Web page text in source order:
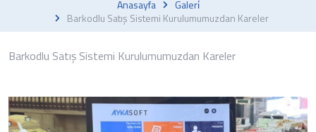
Anasayfa
Galeri̇
Barkodlu Satış Sistemi Kurulumumuzdan Kareler
Barkodlu Satış Sistemi Kurulumumuzdan Kareler